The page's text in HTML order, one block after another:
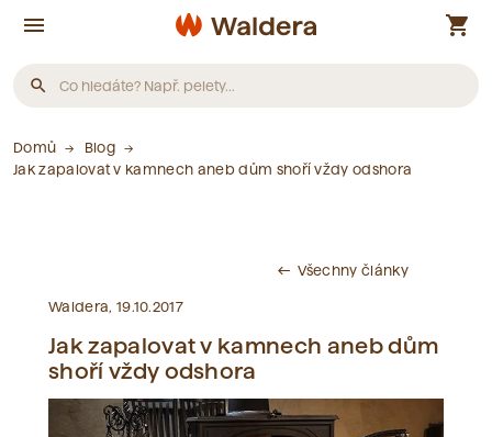
menu shopping_cart
search
Produkty
Nebyly nalezeny žádné články.
Slovník pojmů
Domů
Blog
Jak zapalovat v kamnech aneb dům shoří vždy odshora
west Všechny články
Waldera, 19.10.2017
Jak zapalovat v kamnech aneb dům
shoří vždy odshora